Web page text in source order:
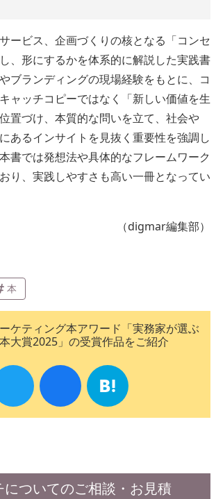
ービス、企画づくりの核となる「コンセ
、形にするかを体系的に解説した実践書
ブランディングの現場経験をもとに、コ
ャッチコピーではなく「新しい価値を生
置づけ、本質的な問いを立て、社会や
あるインサイトを見抜く重要性を強調し
書では発想法や具体的なフレームワーク
り、実践しやすさも高い一冊となってい
（digmar編集部）
本
ケティング本アワード「実務家が選ぶ
大賞2025」の受賞作品をご紹介
についてのご相談・お見積